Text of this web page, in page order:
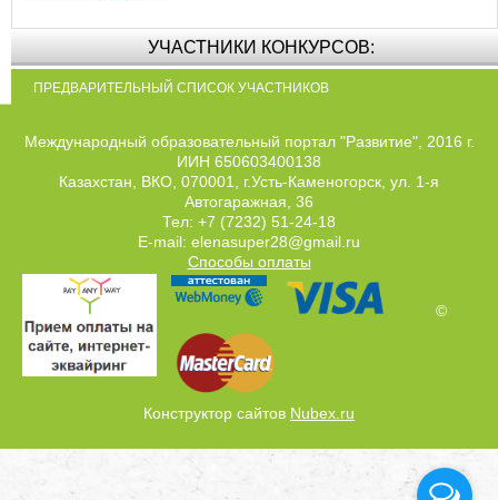
УЧАСТНИКИ КОНКУРСОВ:
ПРЕДВАРИТЕЛЬНЫЙ СПИСОК УЧАСТНИКОВ
Международный образовательный портал "Развитие", 2016 г.
ИИН 650603400138
Казахстан, ВКО, 070001, г.Усть-Каменогорск, ул. 1-я
Автогаражная, 36
Тел: +7 (7232) 51-24-18
E-mail: elenasuper28@gmail.ru
Способы оплаты
©
Конструктор сайтов Nubex.ru